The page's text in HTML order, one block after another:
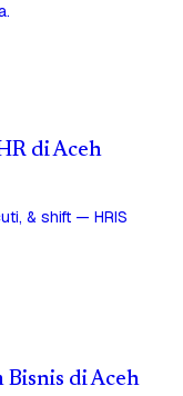
di Aceh
& shift — HRIS
Bisnis di Aceh